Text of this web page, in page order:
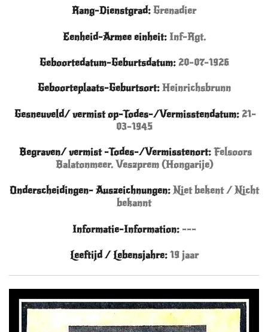
Rang-Dienstgrad:Grenadier
Eenheid-Armee einheit:Inf-Rgt.
Geboortedatum-Geburtsdatum:20-07-1926
Geboorteplaats-Geburtsort:Heinrichsbrunn
Gesneuveld/ vermist op-Todes-/Vermisstendatum:21-
03-1945
Begraven/ vermist -Todes-/Vermisstenort:Felsoors
Balatonmeer. Veszprem (Hongarije)
Onderscheidingen- Auszeichnungen:Niet bekent / Nicht
bekannt
Informatie-Information: ---
Leeftijd / Lebensjahre:19 jaar